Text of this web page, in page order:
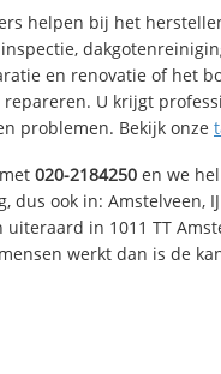
helpen bij het
en renovatie of het
U krijgt
problemen. Bekijk onze
020-2184250 en we
dus ook in: Amstelveen,
uiteraard in 1011 TT
werkt dan is de